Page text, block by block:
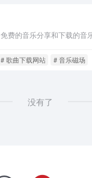
# 歌曲下载网站 # 音乐磁场
没有了